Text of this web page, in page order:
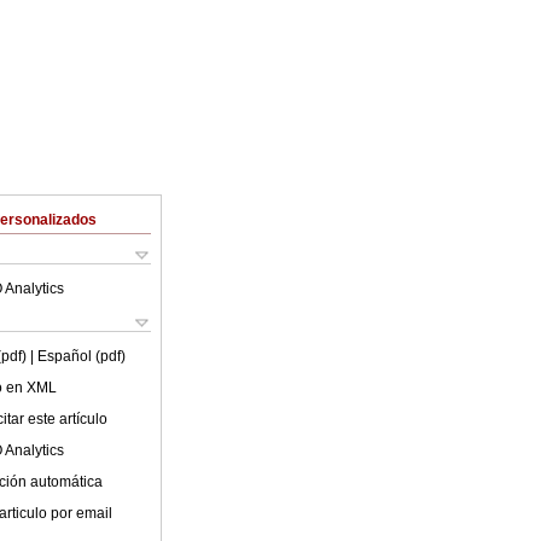
Analytics
| Español (pdf)
en XML
este artículo
Analytics
automática
por email